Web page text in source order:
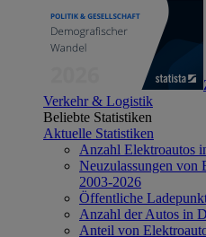
Verkehr & Logistik
Beliebte Statistiken
Aktuelle Statistiken
Anzahl Elektroautos
Neuzulassungen von
2003-2026
Öffentliche
Anzahl der Autos in
Anteil von